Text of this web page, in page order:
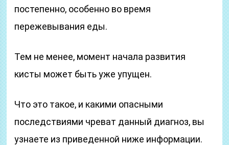
постепенно, особенно во время
пережевывания еды.
Тем не менее, момент начала развития
кисты может быть уже упущен.
Что это такое, и какими опасными
последствиями чреват данный диагноз, вы
узнаете из приведенной ниже информации.